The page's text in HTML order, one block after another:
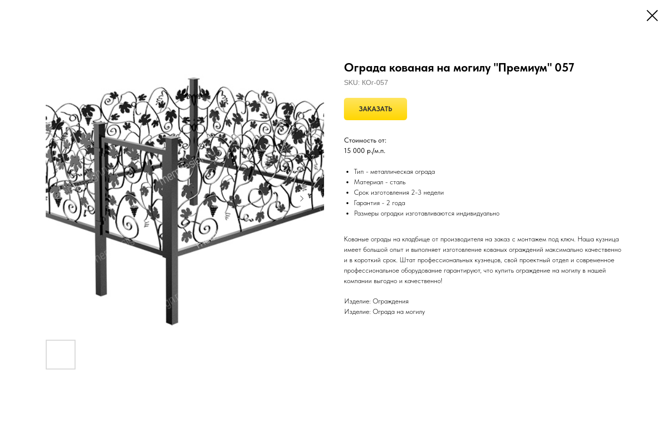
Ограда кованая на могилу "Премиум" 057
SKU: КОг-057
ЗАКАЗАТЬ
Стоимость от:
15 000 р./м.п.
Тип - металлическая ограда
Материал - сталь
Срок изготовления 2-3 недели
Гарантия - 2 года
Размеры оградки изготавливаются индивидуально
Кованые ограды на кладбище от производителя на заказ с монтажем под ключ. Наша кузница
имеет большой опыт и выполняет изготовление кованых ограждений максимально качественно
и в короткий срок. Штат профессиональных кузнецов, свой проектный отдел и современное
профессиональное оборудование гарантируют, что купить ограждение на могилу в нашей
компании выгодно и качественно!
Изделие: Ограждения
Изделие: Ограда на могилу